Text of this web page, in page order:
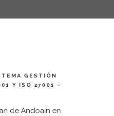
GESTIÓN
Y ISO 27001 –
de Andoain en